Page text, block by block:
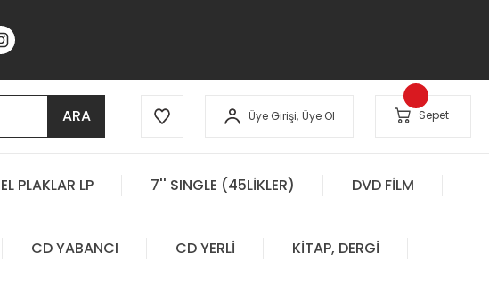
ARA Üye Girişi, Üye Ol Sepet
PLAKLAR LP 7'' SINGLE (45LİKLER) DVD FİLM
CD YABANCI CD YERLİ KİTAP, DERGİ